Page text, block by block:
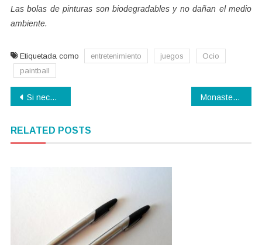
Las bolas de pinturas son biodegradables y no dañan el medio
ambiente.
Etiquetada como entretenimiento juegos
Ocio
paintball
Navegación
entradas
Si necesitas ayuda llama a la policia. Monasterio de piedra
RELATED POSTS